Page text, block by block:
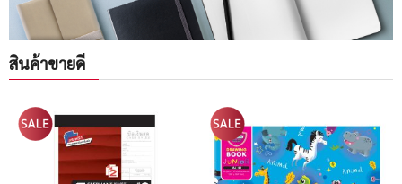
สินค้าขายดี